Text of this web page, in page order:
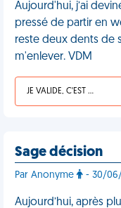
Aujourd'hui, j’ai
pressé de partir en
reste deux dents de
m'enlever. VDM
JE VALIDE, C'EST UNE VDM
Sage décision
Par Anonyme - 30/06/
Aujourd’hui, après